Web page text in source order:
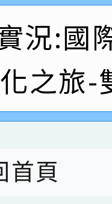
三名。
君教師榮
校阿巴斯
桃園市科
老師王
校四年二
語競賽國
師林老師
校參加桃
瑛教師榮
語-第二名
校參與
獲科學小
況:國
之旅-
首頁